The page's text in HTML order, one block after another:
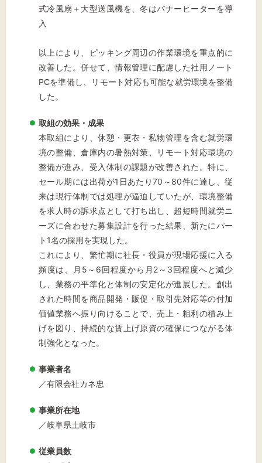
式冷風扇＋大型送風機を、冬はバナーヒーターを導
入
以上により、ピッキング周辺の作業環境を重点的に
改善した。併せて、情報管理に配慮した社用ノート
PCを準備し、リモート対応も可能な就労環境を整備
した。
取組の効果・成果
本取組により、休憩・更衣・私物管理を含む就労環
境の整備、倉庫内の暑熱対策、リモート対応環境の
整備が進み、受入体制の課題が改善された。特に、
セール期には出荷が1日あたり70～80件に達し、従
来は現行体制では処理が逼迫していたが、環境整備
を求人時の訴求点として打ち出し、超短時間就労ニ
ーズに合わせた募集設計を行った結果、新たにパー
ト1名の採用を実現した。
これにより、繁忙期に社長・役員が現場応援に入る
頻度は、月5～6回程度から月2～3回程度へと減少
し、業務の平準化と体制の安定化が進展した。創出
された時間を商品開発・販促・取引先対応等の付加
価値業務へ振り向けることで、売上・粗利の積み上
げを図り、持続的な賃上げ原資の確保につながる体
制強化となった。
事業者名
／有限会社カネ忠
事業所在地
／岐阜県土岐市
従業員数